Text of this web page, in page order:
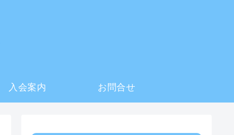
入会案内 お問合せ